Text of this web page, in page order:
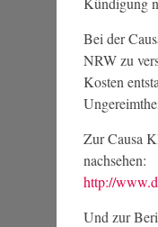
Bei der
NRW zu
Kosten
Zur Causa
nachsehen:
http://
Und zur